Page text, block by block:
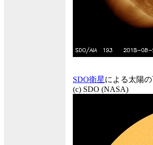
SDO衛星による太陽
(c) SDO (NASA)